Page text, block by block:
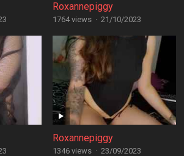
Roxannepiggy
1764 views · 21/10/2023
Roxannepiggy
1346 views · 23/09/2023